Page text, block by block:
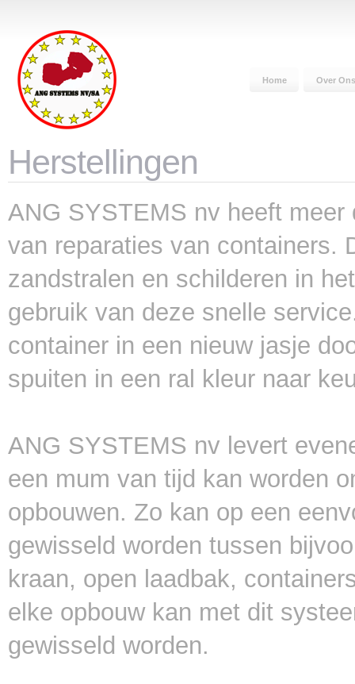
Home Over Ons
Herstellingen
ANG SYSTEMS nv heeft
van reparaties van containers.
zandstralen en schilderen in
gebruik van deze snelle
container in een nieuw jasje
spuiten in een ral kleur naar
ANG SYSTEMS nv levert
een mum van tijd kan worden
opbouwen. Zo kan op een
gewisseld worden tussen
kraan, open laadbak,
elke opbouw kan met dit
gewisseld worden.